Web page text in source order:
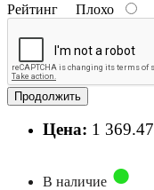
Рейтинг Плохо
Продолжить
Цена: 1
В наличие